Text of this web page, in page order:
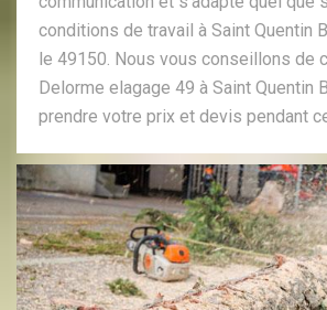
conditions de travail à Saint Quentin
le 49150. Nous vous conseillons de
Delorme elagage 49 à Saint Quentin
prendre votre prix et devis pendant